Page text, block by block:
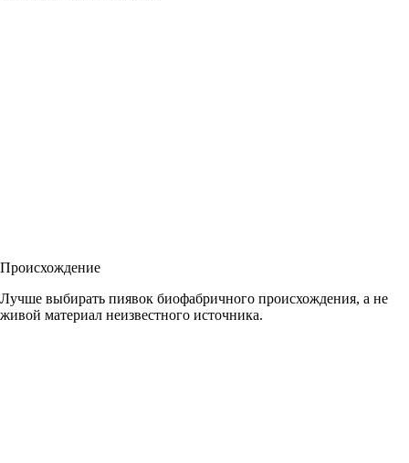
Происхождение
Лучше выбирать пиявок биофабричного происхождения, а не
живой материал неизвестного источника.